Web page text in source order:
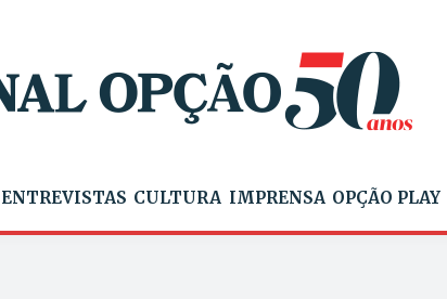
ENTREVISTAS CULTURA IMPRENSA OPÇÃO PLAY